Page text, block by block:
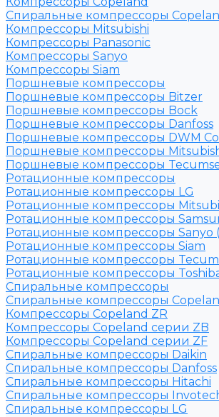
Спиральные компрессоры
Компрессоры Mitsubishi
Компрессоры Panasonic
Компрессоры Sanyo
Компрессоры Siam
Поршневые компрессоры
Поршневые компрессоры Bitzer
Поршневые компрессоры Bock
Поршневые компрессоры Danfoss
Поршневые компрессоры DWM
Поршневые компрессоры
Поршневые компрессоры
Ротационные компрессоры
Ротационные компрессоры LG
Ротационные компрессоры
Ротационные компрессоры
Ротационные компрессоры Sanyo
Ротационные компрессоры Siam
Ротационные компрессоры
Ротационные компрессоры
Спиральные компрессоры
Спиральные компрессоры
Компрессоры Copeland ZR
Компрессоры Copeland серии ZB
Компрессоры Copeland серии ZF
Спиральные компрессоры Daikin
Спиральные компрессоры Danfoss
Спиральные компрессоры Hitachi
Спиральные компрессоры
Спиральные компрессоры LG